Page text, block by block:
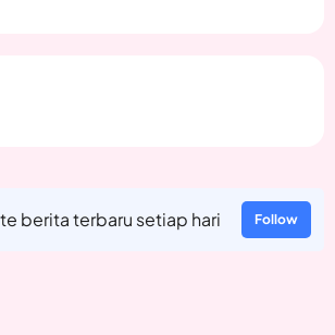
berita terbaru setiap hari Follow